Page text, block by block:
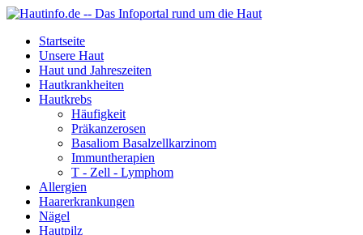
Startseite
Unsere Haut
Haut und Jahreszeiten
Hautkrankheiten
Hautkrebs
Häufigkeit
Präkanzerosen
Basaliom Basalzellkarzinom
Immuntherapien
T - Zell - Lymphom
Allergien
Haarerkrankungen
Nägel
Hautpilz